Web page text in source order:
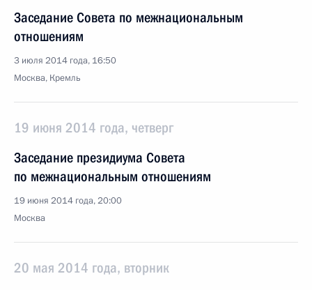
Заседание Совета по межнациональным
отношениям
3 июля 2014 года, 16:50
Москва, Кремль
19 июня 2014 года, четверг
Заседание президиума Совета
по межнациональным отношениям
19 июня 2014 года, 20:00
Москва
20 мая 2014 года, вторник